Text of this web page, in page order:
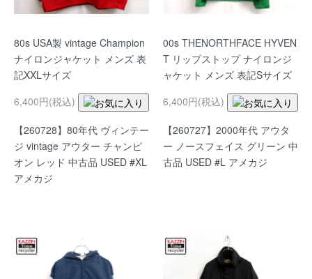
80s USA製 vintage Champion
ナイロンジャケット メンズ 表
記XXLサイズ
6,400円(税込)
【260728】80年代 ヴィンテー
ジ vintage アウター チャンピ
オン レッド 中古品 USED #XL
アメカジ
00s THENORTHFACE HYVEN
T リップストップ ナイロンジ
ャケット メンズ 表記Sサイズ
6,400円(税込)
【260727】2000年代 アウタ
ー ノースフェイス グリーン 中
古品 USED #L アメカジ